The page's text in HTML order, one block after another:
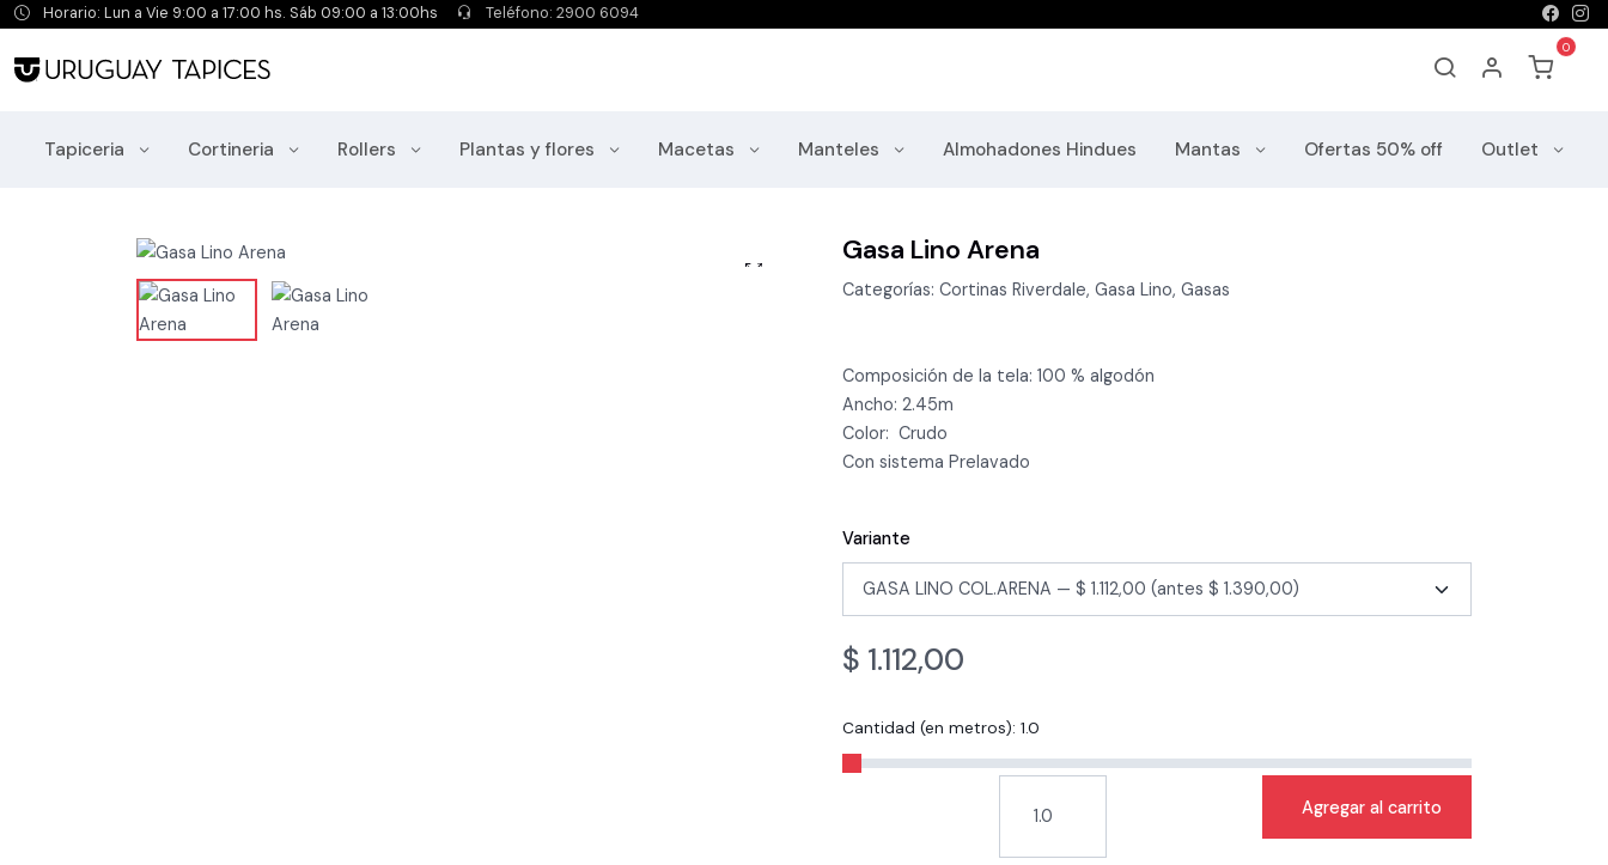
Horario: Lun a Vie 9:00 a 17:00 hs. Sáb 09:00 a 13:00hs Teléfono: 2900 6094
Tapiceria Cortineria Rollers Plantas y flores Macetas Manteles Almohadones Hindues Mantas Ofertas 50% off Outlet
Gasa Lino Arena
Categorías: Cortinas Riverdale, Gasa Lino, Gasas
Composición de la tela: 100 % algodón
Ancho: 2.45m
Color: Crudo
Con sistema Prelavado
Variante
$ 1.112,00
Cantidad (en metros): 1.0
Agregar al carrito